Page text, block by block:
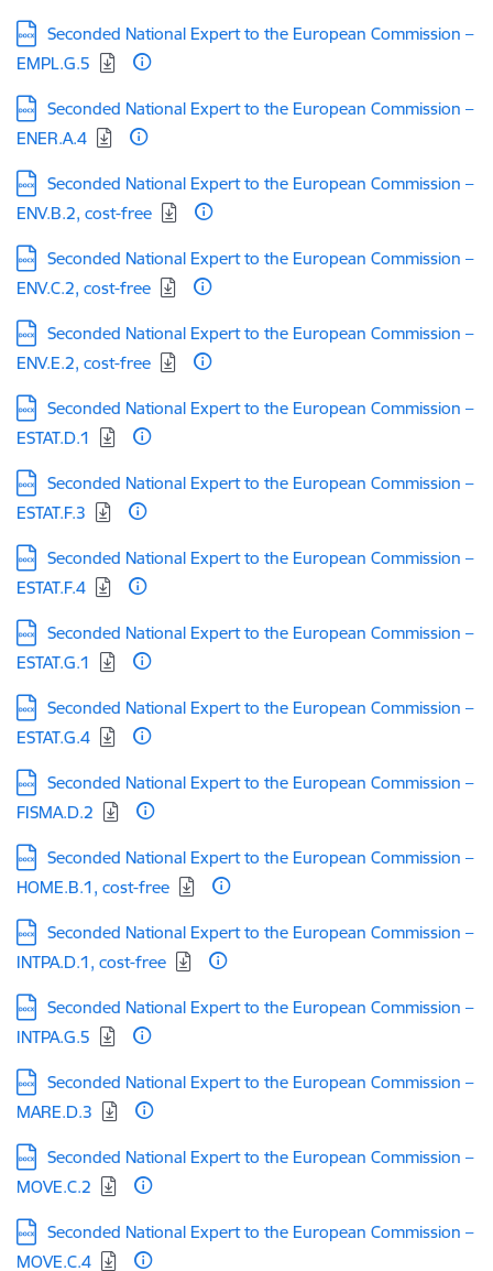
Lejupielādēt:
Seconded National Expert to the European Commission –
EMPL.G.5
Lejupielādēt:
Seconded National Expert to the European Commission –
ENER.A.4
Lejupielādēt:
Seconded National Expert to the European Commission –
ENV.B.2, cost-free
Lejupielādēt:
Seconded National Expert to the European Commission –
ENV.C.2, cost-free
Lejupielādēt:
Seconded National Expert to the European Commission –
ENV.E.2, cost-free
Lejupielādēt:
Seconded National Expert to the European Commission –
ESTAT.D.1
Lejupielādēt:
Seconded National Expert to the European Commission –
ESTAT.F.3
Lejupielādēt:
Seconded National Expert to the European Commission –
ESTAT.F.4
Lejupielādēt:
Seconded National Expert to the European Commission –
ESTAT.G.1
Lejupielādēt:
Seconded National Expert to the European Commission –
ESTAT.G.4
Lejupielādēt:
Seconded National Expert to the European Commission –
FISMA.D.2
Lejupielādēt:
Seconded National Expert to the European Commission –
HOME.B.1, cost-free
Lejupielādēt:
Seconded National Expert to the European Commission –
INTPA.D.1, cost-free
Lejupielādēt:
Seconded National Expert to the European Commission –
INTPA.G.5
Lejupielādēt:
Seconded National Expert to the European Commission –
MARE.D.3
Lejupielādēt:
Seconded National Expert to the European Commission –
MOVE.C.2
Lejupielādēt:
Seconded National Expert to the European Commission –
MOVE.C.4